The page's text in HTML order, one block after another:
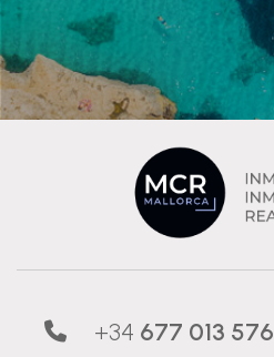
+34 677 013 576